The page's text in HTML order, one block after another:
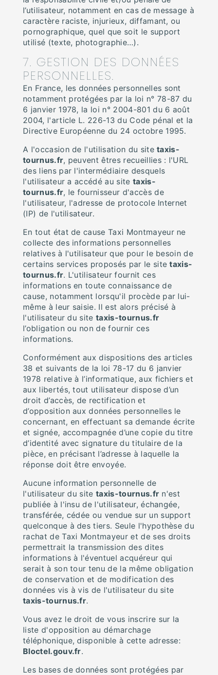
l’utilisateur, notamment en cas de message à
caractère raciste, injurieux, diffamant, ou
pornographique, quel que soit le support
utilisé (texte, photographie…).
7. GESTION DES DONNÉES
PERSONNELLES.
En France, les données personnelles sont
notamment protégées par la loi n° 78-87 du
6 janvier 1978, la loi n° 2004-801 du 6 août
2004, l'article L. 226-13 du Code pénal et la
Directive Européenne du 24 octobre 1995.
A l'occasion de l'utilisation du sitetaxis-
tournus.fr, peuvent êtres recueillies : l'URL
des liens par l'intermédiaire desquels
l'utilisateur a accédé au site taxis-
tournus.fr, le fournisseur d'accès de
l'utilisateur, l'adresse de protocole Internet
(IP) de l'utilisateur.
En tout état de cause Taxi Montmayeur ne
collecte des informations personnelles
relatives à l'utilisateur que pour le besoin de
certains services proposés par le sitetaxis-
tournus.fr. L'utilisateur fournit ces
informations en toute connaissance de
cause, notamment lorsqu'il procède par lui-
même à leur saisie. Il est alors précisé à
l'utilisateur du sitetaxis-tournus.fr
l’obligation ou non de fournir ces
informations.
Conformément aux dispositions des articles
38 et suivants de la loi 78-17 du 6 janvier
1978 relative à l’informatique, aux fichiers et
aux libertés, tout utilisateur dispose d’un
droit d’accès, de rectification et
d’opposition aux données personnelles le
concernant, en effectuant sa demande écrite
et signée, accompagnée d’une copie du titre
d’identité avec signature du titulaire de la
pièce, en précisant l’adresse à laquelle la
réponse doit être envoyée.
Aucune information personnelle de
l'utilisateur du sitetaxis-tournus.fr n'est
publiée à l'insu de l'utilisateur, échangée,
transférée, cédée ou vendue sur un support
quelconque à des tiers. Seule l'hypothèse du
rachat de Taxi Montmayeur et de ses droits
permettrait la transmission des dites
informations à l'éventuel acquéreur qui
serait à son tour tenu de la même obligation
de conservation et de modification des
données vis à vis de l'utilisateur du site
taxis-tournus.fr.
Vous avez le droit de vous inscrire sur la
liste d'opposition au démarchage
téléphonique, disponible à cette adresse:
Bloctel.gouv.fr.
Les bases de données sont protégées par